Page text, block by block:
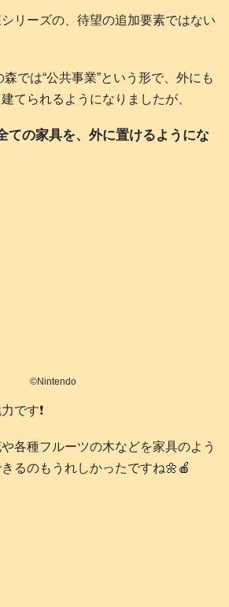
リーズの、待望の追加要素ではない
では“公共事業”という形で、外にも
てられるようになりましたが、
ての家具を、外に置けるようにな
©️Nintendo
です❗️
各種フルーツの木などを家具のよう
るのもうれしかったですね🌼🍎